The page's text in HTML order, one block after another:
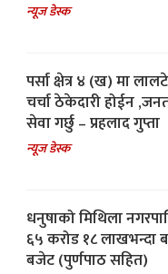
न्यूज डेस्क
पर्सा क्षेत्र ४ (ख) मा
चर्चा ठेकेदारी होईन
सेवा गर्छु – प्रहलाद गुप्ता
न्यूज डेस्क
धनुषाको मिथिला
६५ करोड १८ लाखभन्दा
बजेट (पुर्णपाठ सहित)